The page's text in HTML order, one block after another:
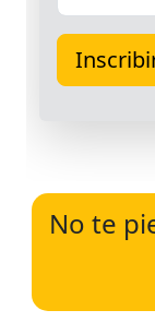
No te